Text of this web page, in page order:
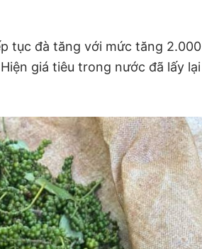
tục đà tăng với mức tăng 2.000
giá tiêu trong nước đã lấy lại